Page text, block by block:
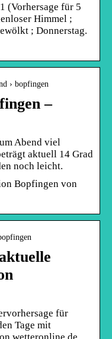
(Vorhersage für 5
Himmel ;
; Donnerstag.
› bopfingen
–
Abend viel
aktuell 14 Grad
noch leicht.
Bopfingen von
für
Tage mit
wetteronline.de.